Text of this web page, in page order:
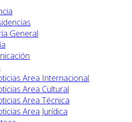
General
Area Internacional
Area Cultural
Area Técnica
Area Jurídica